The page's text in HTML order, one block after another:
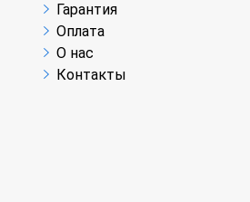
Гарантия
Оплата
О нас
Контакты